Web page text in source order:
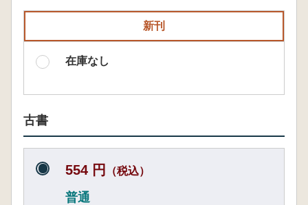
新刊
在庫なし
古書
554 円 （税込）
普通